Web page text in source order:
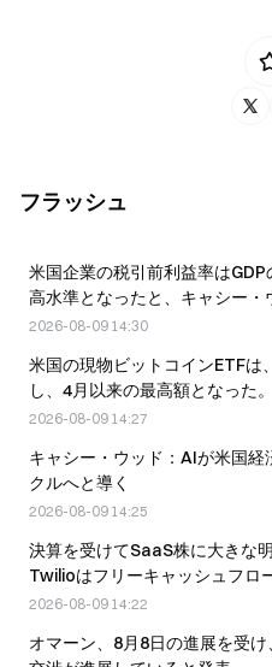
フラッシュ
米国企業の税引前利益率は
高水準となったと、キャシー・
2026-08-09 14:30
米国の現物ビットコインETFは
し、4月以来の最高額となった。
2026-08-09 14:27
キャシー・ウッド：AIが米国
クルへと導く
2026-08-09 14:25
決算を受けてSaaS株に大きな
Twilioはフリーキャッシュフロ
2026-08-09 14:22
オマーン、8月8日の進展を受